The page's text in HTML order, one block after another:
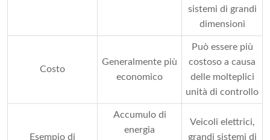
sistemi di grandi
dimensioni
Costo
Generalmente più
economico
Può essere più
costoso a causa
delle molteplici
unità di controllo
Esempio di
Accumulo di
energia
Veicoli elettrici,
grandi sistemi di